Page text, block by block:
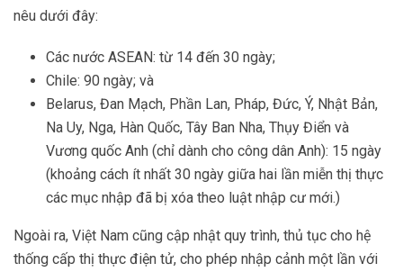
nêu dưới đây:
Các nước ASEAN: từ 14 đến 30 ngày;
Chile: 90 ngày; và
Belarus, Đan Mạch, Phần Lan, Pháp, Đức, Ý, Nhật Bản,
Na Uy, Nga, Hàn Quốc, Tây Ban Nha, Thụy Điển và
Vương quốc Anh (chỉ dành cho công dân Anh): 15 ngày
(khoảng cách ít nhất 30 ngày giữa hai lần miễn thị thực
các mục nhập đã bị xóa theo luật nhập cư mới.)
Ngoài ra, Việt Nam cũng cập nhật quy trình, thủ tục cho hệ
thống cấp thị thực điện tử, cho phép nhập cảnh một lần với